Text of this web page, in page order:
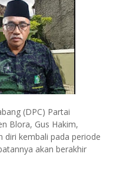
(DPC) Partai
Blora, Gus Hakim,
diri kembali pada periode
akan berakhir